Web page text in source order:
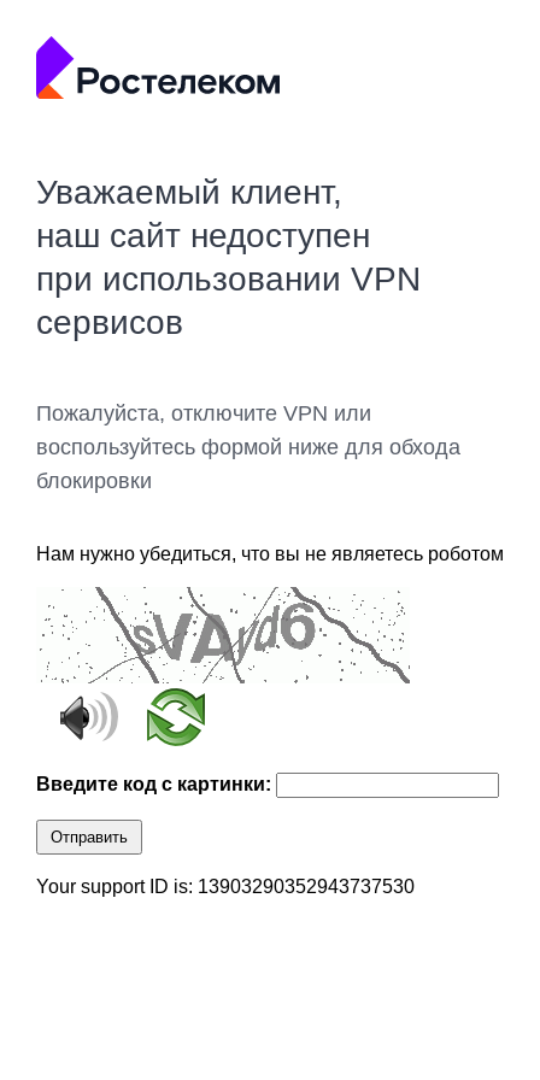
Уважаемый клиент,
наш сайт недоступен
при использовании VPN
сервисов
Пожалуйста, отключите VPN или
воспользуйтесь формой ниже для обхода
блокировки
Нам нужно убедиться, что вы не являетесь роботом
Введите код с картинки:
Отправить
Your support ID is: 13903290352943737530